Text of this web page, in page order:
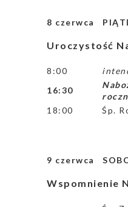
8 czerwca
Uroczystość
8:00
16:30
18:00
Śp.
9 czerwca
Wspomnienie